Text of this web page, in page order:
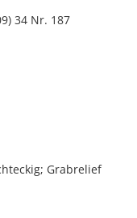
34 Nr. 187
Grabrelief